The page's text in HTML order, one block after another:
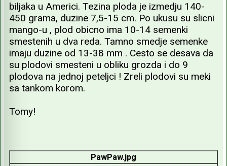
biljaka u Americi. Tezina ploda je izmedju 140-
450 grama, duzine 7,5-15 cm. Po ukusu su slicni
mango-u , plod obicno ima 10-14 semenki
smestenih u dva reda. Tamno smedje semenke
imaju duzine od 13-38 mm . Cesto se desava da
su plodovi smesteni u obliku grozda i do 9
plodova na jednoj peteljci ! Zreli plodovi su meki
sa tankom korom.
Tomy!
PawPaw.jpg